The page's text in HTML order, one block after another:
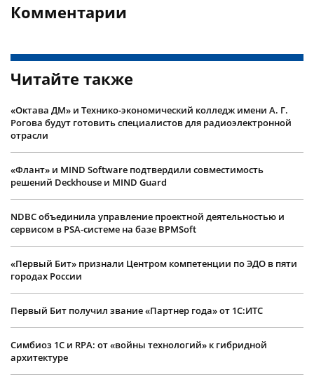
Комментарии
Читайте также
«Октава ДМ» и Технико-экономический колледж имени А. Г.
Рогова будут готовить специалистов для радиоэлектронной
отрасли
«Флант» и MIND Software подтвердили совместимость
решений Deckhouse и MIND Guard
NDBC объединила управление проектной деятельностью и
сервисом в PSA-системе на базе BPMSoft
«Первый Бит» признали Центром компетенции по ЭДО в пяти
городах России
Первый Бит получил звание «Партнер года» от 1С:ИТС
Симбиоз 1С и RPA: от «войны технологий» к гибридной
архитектуре